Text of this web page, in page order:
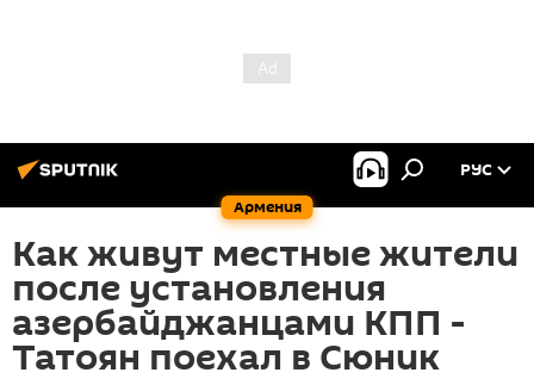
Армения
РУС
Как живут местные жители
после установления
азербайджанцами КПП -
Татоян поехал в Сюник